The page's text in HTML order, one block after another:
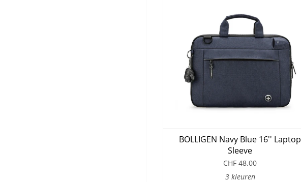
BOLLIGEN Navy Blue 16'' Laptop
Sleeve
CHF 48.00
3 kleuren